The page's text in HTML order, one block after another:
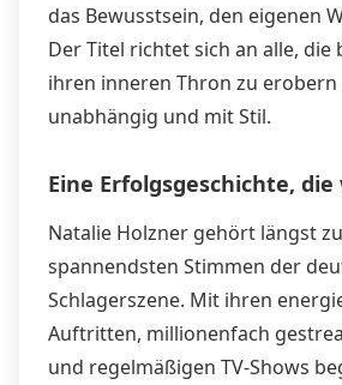
das Bewusstsein, den eigenen
Der Titel richtet sich an alle, die
ihren inneren Thron zu erobern
unabhängig und mit Stil.
Eine Erfolgsgeschichte,
Natalie Holzner gehört längst
spannendsten Stimmen der
Schlagerszene. Mit ihren
Auftritten, millionenfach
und regelmäßigen TV-Shows